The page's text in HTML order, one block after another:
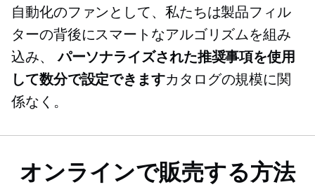
自動化のファンとして、私たちは製品フィル
ターの背後にスマートなアルゴリズムを組み
込み、パーソナライズされた推奨事項を使用
して数分で設定できますカタログの規模に関
係なく。
オンラインで販売する方法